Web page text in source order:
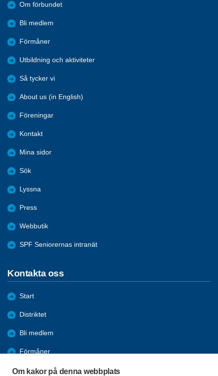
Om kakor på denna webbplats
Om förbundet
Bli medlem
Förmåner
Utbildning och aktiviteter
Så tycker vi
About us (in English)
Föreningar
Kontakt
Mina sidor
Sök
Lyssna
Press
Webbutik
SPF Seniorernas intranät
Kontakta oss
Start
Distriktet
Bli medlem
Förmåner
Aktiviteter